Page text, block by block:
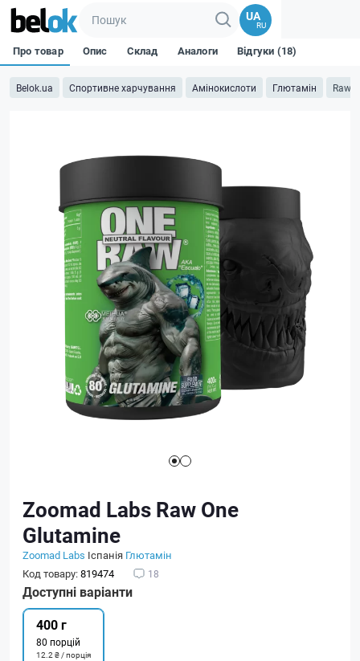
UA
RU
Belok.ua Спортивне харчування Амінокислоти Глютамін Raw
Про товар Опис Склад Аналоги Відгуки (18)
Zoomad Labs Raw One
Glutamine
Zoomad Labs Іспанія Глютамін
Код товару:819474 18
Доступні варіанти
400 г
80 порцій
12.2 ₴ / порція